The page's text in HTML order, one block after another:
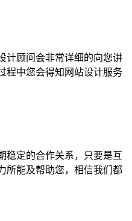
计顾问会非常详细的向您讲
程中您会得知网站设计服务
稳定的合作关系，只要是互
所能及帮助您，相信我们都